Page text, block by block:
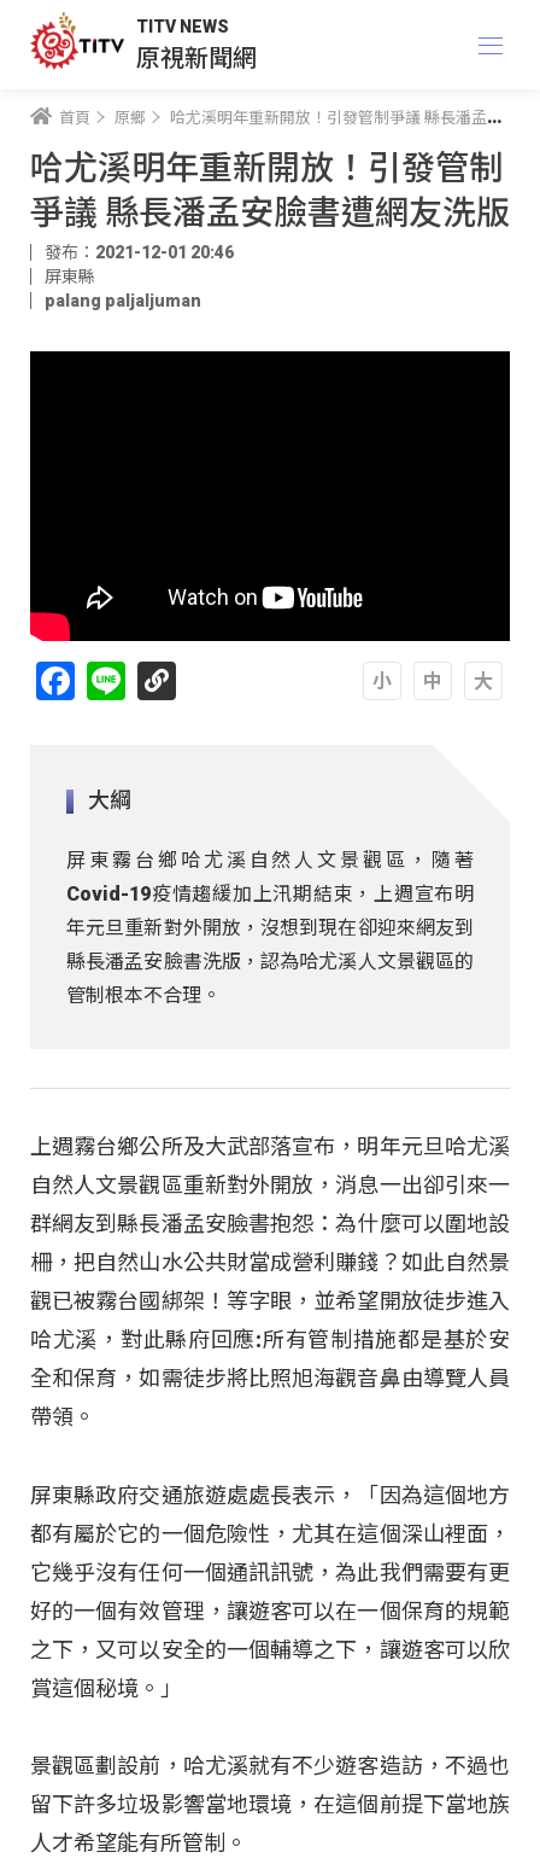
TITV NEWS
原視新聞網
首頁 原鄉 哈尤溪明年重新開放！引發管制爭議 縣長潘孟安臉書遭網友洗版
哈尤溪明年重新開放！引發管制
爭議 縣長潘孟安臉書遭網友洗版
發布：2021-12-01 20:46
屏東縣
palang paljaljuman
Facebook
Line
大綱
屏東霧台鄉哈尤溪自然人文景觀區，隨著
Covid-19疫情趨緩加上汛期結束，上週宣布明
年元旦重新對外開放，沒想到現在卻迎來網友到
縣長潘孟安臉書洗版，認為哈尤溪人文景觀區的
管制根本不合理。
上週霧台鄉公所及大武部落宣布，明年元旦哈尤溪
自然人文景觀區重新對外開放，消息一出卻引來一
群網友到縣長潘孟安臉書抱怨：為什麼可以圍地設
柵，把自然山水公共財當成營利賺錢？如此自然景
觀已被霧台國綁架！等字眼，並希望開放徒步進入
哈尤溪，對此縣府回應:所有管制措施都是基於安
全和保育，如需徒步將比照旭海觀音鼻由導覽人員
帶領。
屏東縣政府交通旅遊處處長表示，「因為這個地方
都有屬於它的一個危險性，尤其在這個深山裡面，
它幾乎沒有任何一個通訊訊號，為此我們需要有更
好的一個有效管理，讓遊客可以在一個保育的規範
之下，又可以安全的一個輔導之下，讓遊客可以欣
賞這個秘境。」
景觀區劃設前，哈尤溪就有不少遊客造訪，不過也
留下許多垃圾影響當地環境，在這個前提下當地族
人才希望能有所管制。